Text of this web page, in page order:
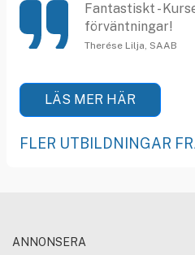
Fantastiskt -
förväntningar!
Therése Lilja, SAAB
LÄS MER HÄR
FLER UTBILDNINGAR
ANNONSERA